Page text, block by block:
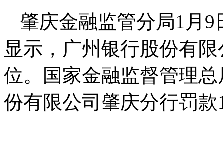
肇庆金融监管分局1月
显示，广州银行股份有
位。国家金融监督管理
份有限公司肇庆分行罚款